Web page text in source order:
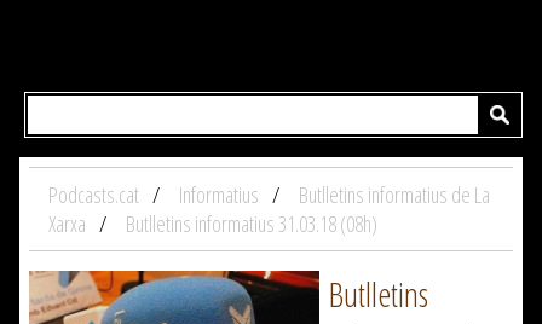
Podcasts.cat Informatius
Butlletins informatius de La
Xarxa
Butlletins informatius 31.03.18 (08h)
Butlletins